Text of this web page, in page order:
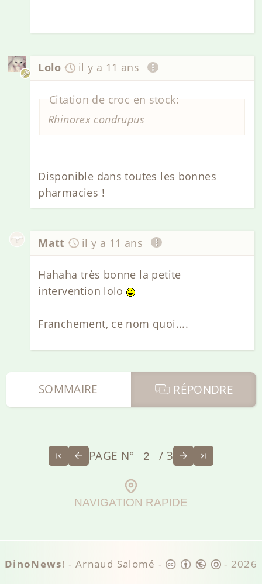
Lolo il y a 11 ans
Citation de croc en stock:
Rhinorex condrupus
Disponible dans toutes les bonnes
pharmacies !
Matt il y a 11 ans
Hahaha très bonne la petite
intervention lolo
Franchement, ce nom quoi....
RÉPONDRE
SOMMAIRE
PAGE N° / 3
NAVIGATION RAPIDE
DinoNews! -Arnaud Salomé - - 2026